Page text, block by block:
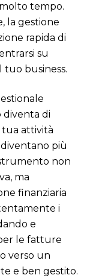
tempo.
la gestione
rapida di
su
business.
diventa di
attività
più
non
ma
finanziaria
i
e
le fatture
verso un
e ben gestito.